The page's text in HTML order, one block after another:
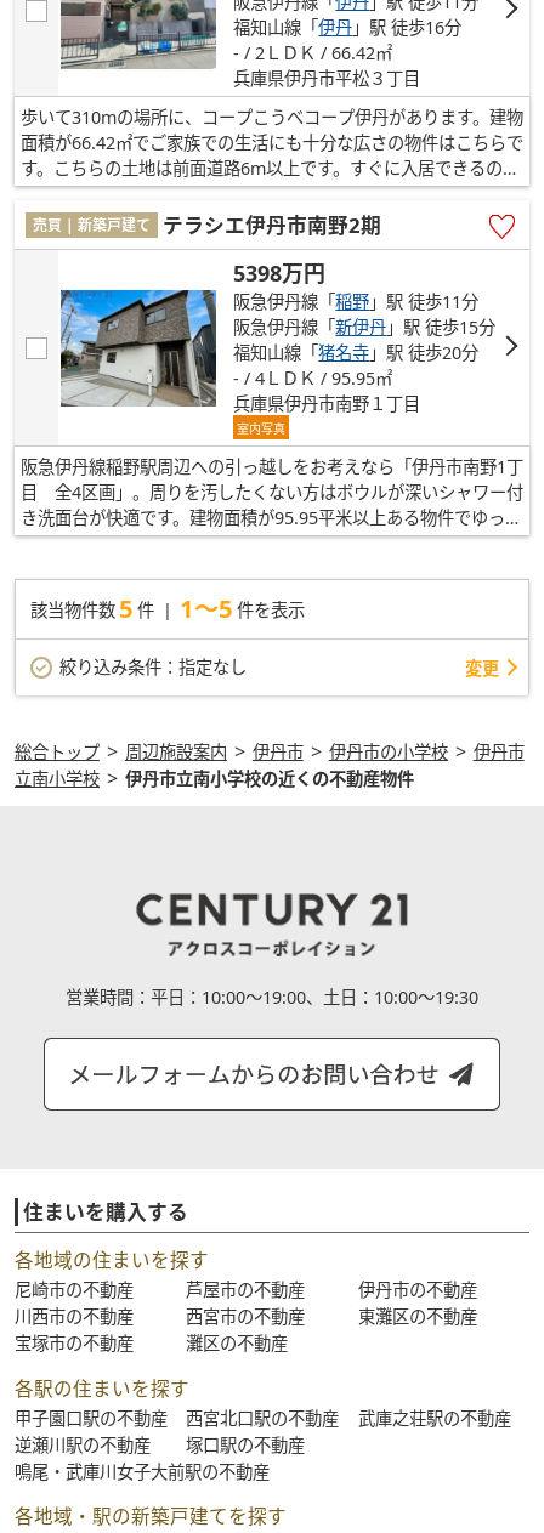
福知山線「伊丹 」駅 徒歩16分
- / 2ＬＤＫ / 66.42㎡
兵庫県伊丹市平松３丁目
歩いて310mの場所に、コープこうべコープ伊丹があります。建物
面積が66.42㎡でご家族での生活にも十分な広さの物件はこちらで
す。こちらの土地は前面道路6m以上です。すぐに入居できるの
で、お待ちいただくことはありません。伊丹市エリアや阪急伊丹
線新伊丹付近で、お客様のご希望条件に合った一戸建てをご紹介
します。まずはお問い合わせください。
売買 | 新築戸建て テラシエ伊丹市南野2期
5398万円
阪急伊丹線「稲野 」駅 徒歩11分
阪急伊丹線「新伊丹 」駅 徒歩15分
福知山線「猪名寺 」駅 徒歩20分
- / 4ＬＤＫ / 95.95㎡
兵庫県伊丹市南野１丁目
室内写真
阪急伊丹線稲野駅周辺への引っ越しをお考えなら「伊丹市南野1丁
目 全4区画」。周りを汚したくない方はボウルが深いシャワー付
き洗面台が快適です。建物面積が95.95平米以上ある物件でゆった
りと生活したい方にいかがでしょうか。駅から徒歩11分の物件で
い。
該当物件数 5 件 1～5 件を表示
絞り込み条件： 指定なし 変更
総合トップ > 周辺施設案内 > 伊丹市 > 伊丹市の小学校 > 伊丹市
立南小学校 > 伊丹市立南小学校の近くの不動産物件
営業時間： 平日：10:00～19:00、土日：10:00～19:30
住まいを購入する
各地域の住まいを探す
尼崎市の不動産 芦屋市の不動産
伊丹市の不動産
川西市の不動産
西宮市の不動産
東灘区の不動産
宝塚市の不動産
灘区の不動産
各駅の住まいを探す
甲子園口駅の不動産 西宮北口駅の不動産
武庫之荘駅の不動産
逆瀬川駅の不動産
塚口駅の不動産
鳴尾・武庫川女子大前駅の不動産
各地域・駅の新築戸建てを探す